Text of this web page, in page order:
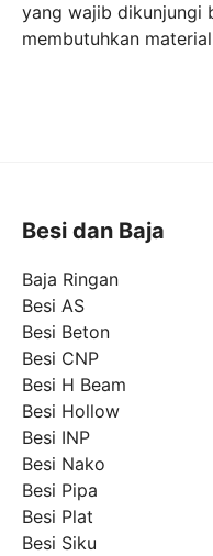
yang wajib dikunjungi
membutuhkan material
Besi dan Baja
Baja Ringan
Besi AS
Besi Beton
Besi CNP
Besi H Beam
Besi Hollow
Besi INP
Besi Nako
Besi Pipa
Besi Plat
Besi Siku